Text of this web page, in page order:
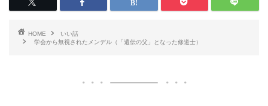
HOME
いい話
学会から無視されたメンデル（「遺伝の父」となった修道士）